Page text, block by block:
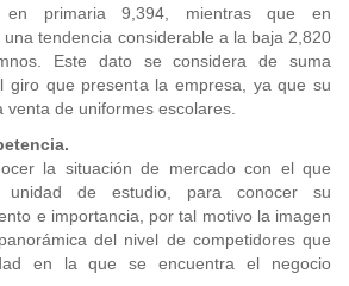
en primaria 9,394, mientras que en
tendencia considerable a la baja 2,820
Este dato se considera de suma
giro que presenta la empresa, ya que su
de uniformes escolares.
la situación de mercado con el que
unidad de estudio, para conocer su
e importancia, por tal motivo la imagen
del nivel de competidores que
en la que se encuentra el negocio